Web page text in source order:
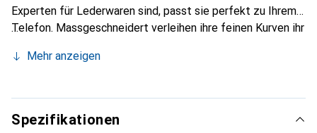
Experten für Lederwaren sind, passt sie perfekt zu Ihrem
Telefon. Massgeschneidert verleihen ihre feinen Kurven ihr
unverzichtbaren Accessoire für Ihr Smartphone.
die Marke Noreve eine sichere Wahl für eine
anspruchsvolle Kundschaft.
Mehr anzeigen
Spezifikationen